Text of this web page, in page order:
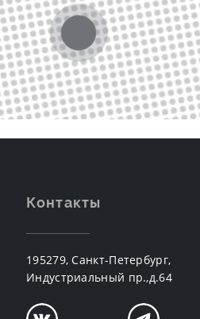
Контакты
195279, Санкт-Петербург,
Индустриальный пр.,д.64